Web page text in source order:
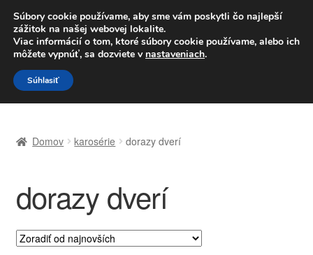
DOPRAVA od 6 EUR
Po–Pi 09:00–16:00 233 221 276
Preskočiť
na
navigáciu
Preskočiť
na
obsah
Celosvetová preprava
Doprava
Kontakt
Domov karosérie dorazy dverí
dorazy dverí
Súbory cookie používame, aby sme vám poskytli čo najlepší
zážitok na našej webovej lokalite.
Viac informácií o tom, ktoré súbory cookie používame, alebo ich
môžete vypnúť, sa dozviete v nastaveniach.
Súhlasiť